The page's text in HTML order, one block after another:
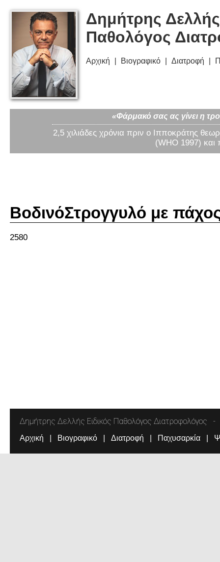
Δημήτρης
Παθολόγος
Αρχική Βιογραφικό Διατροφή
«Φάρμακό σας ας γίνει η
2,5 χιλιάδες χρόνια πριν ο Ιπποκράτης
(WHO 1997) και
ΒοδινόΣτρογγυλό με
2580
Δημήτρης Δελλής Ειδικός Παθολόγος Διατροφολόγος
Αρχική Βιογραφικό Διατροφή Παχυσαρκία